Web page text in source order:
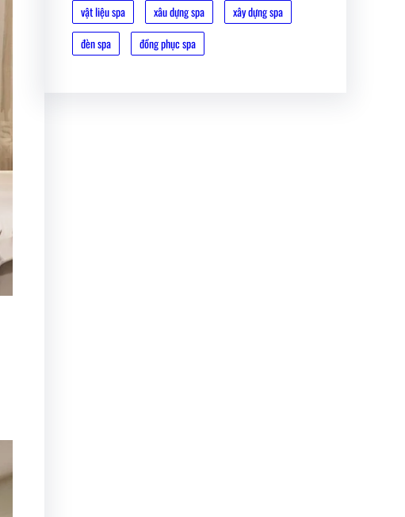
vật liệu spa
xâu dựng spa
xây dựng spa
đèn spa
đồng phục spa